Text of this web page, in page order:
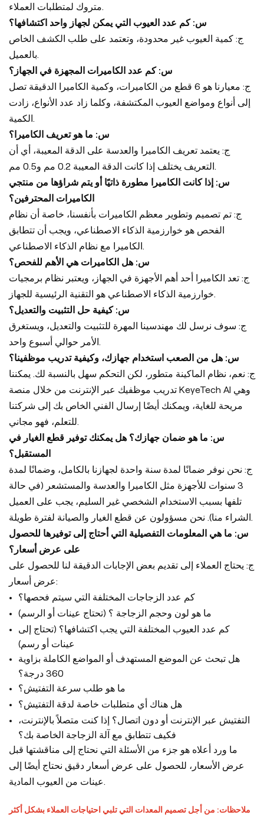
متروك لمتطلبات العملاء.
س: كم عدد العيوب التي يمكن لجهاز واحد اكتشافها؟
ج: كمية العيوب غير محدودة، وتعتمد على طلب الكشف الخاص
بالعميل.
س: كم عدد الكاميرات المجهزة في الجهاز؟
ج: معيارنا هو 6 قطع من الكاميرات، وكمية الكاميرا الدقيقة تصل
إلى أنواع ومواضع العيوب المكتشفة، وكلما زاد عدد الأنواع، زادت
الكمية.
س: ما هو تعريف الكاميرا؟
ج: يعتمد تعريف الكاميرا والعدسة على الدقة المعيبة، أي أن
التعريف يختلف إذا كانت الدقة المعيبة 0.2 مم و0.5 مم.
س: إذا كانت الكاميرا مطورة ذاتيًا أو يتم شراؤها من منتجي
الكاميرات المحترفين؟
ج: تم تصميم وتطوير معظم الكاميرات بأنفسنا، خاصة أن نظام
الفحص هو خوارزمية الذكاء الاصطناعي، ويجب أن تتطابق
الكاميرا مع نظام الذكاء الاصطناعي.
س: هل الكاميرات هي الأهم للفحص؟
ج: تعد الكاميرا أحد أهم الأجهزة في الجهاز، ويعتبر نظام برمجيات
خوارزمية الذكاء الاصطناعي هو التقنية الرئيسية للجهاز.
س: كيفية حل التثبيت والتعديل؟
ج: سوف نرسل لك مهندسينا المهرة للتثبيت والتعديل، ويستغرق
الأمر حوالي أسبوع واحد.
س: هل من الصعب استخدام جهازك، وكيفية تدريب موظفينا؟
ج: نعم، نظام الماكينة متطور، لكن التحكم سهل بالنسبة لك. يمكننا
تدريب موظفيك عبر الإنترنت من خلال منصة KeyeTech AI وهي
مريحة للغاية، ويمكنك أيضًا إرسال الفني الخاص بك إلى شركتنا
للتعلم، فهو مجاني.
س: ما هو ضمان جهازك؟ هل يمكنك توفير قطع الغيار في
المستقبل؟
ج: نحن نوفر ضمانًا لمدة سنة واحدة لجهازنا بالكامل، وضمانًا لمدة
3 سنوات للأجهزة مثل الكاميرا والعدسة والمستشعر (في حالة
تلفها بسبب الاستخدام الشخصي غير السليم، يجب على العميل
الشراء منا). نحن مسؤولون عن قطع الغيار والصيانة لفترة طويلة.
س: ما هي المعلومات التفصيلية التي أحتاج إلى توفيرها للحصول
على عرض أسعار؟
ج: يحتاج العملاء إلى تقديم بعض الإجابات الدقيقة لنا للحصول على
عرض أسعار:
كم عدد الزجاجات المختلفة التي سيتم فحصها؟
ما هو لون وحجم الزجاجة ؟ (تحتاج عينات أو الرسم)
كم عدد العيوب المختلفة التي يجب اكتشافها؟ (تحتاج إلى
عينات أو رسم)
هل تبحث عن الموضع المستهدف أو المواضع الكاملة بزاوية
360 درجة؟
ما هو طلب سرعة التفتيش؟
هل هناك أي متطلبات خاصة لدقة التفتيش؟
التفتيش عبر الإنترنت أو دون اتصال؟ إذا كنت متصلاً بالإنترنت،
فكيف تتطابق مع آلة الزجاجة الخاصة بك؟
ما ورد أعلاه هو جزء من الأسئلة التي نحتاج إلى مناقشتها قبل
عرض الأسعار، للحصول على عرض أسعار دقيق نحتاج أيضًا إلى
عينات من العيوب المادية.
ملاحظات: من أجل تصميم المعدات التي تلبي احتياجات العملاء بشكل أكثر